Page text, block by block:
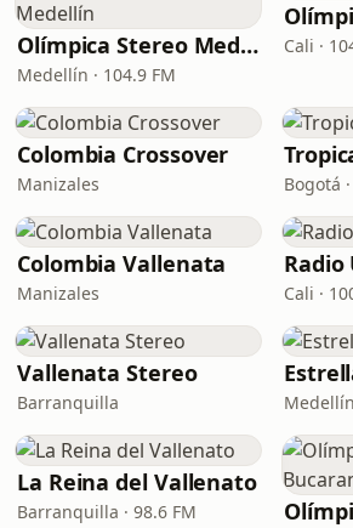
Olímpica Stereo Medellín
Medellín · 104.9 FM
Cali ·
Colombia Crossover
Manizales Bogotá
Colombia Vallenata
Manizales
Radio
Cali ·
Vallenata Stereo
Barranquilla
La Reina del Vallenato
Barranquilla · 98.6 FM